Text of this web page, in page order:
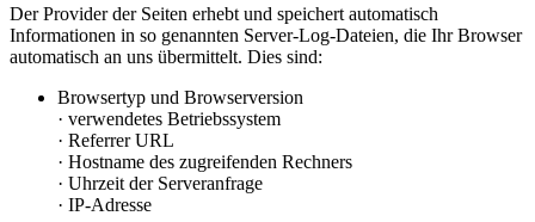
Der Provider der Seiten erhebt und speichert automatisch
Informationen in so genannten Server-Log-Dateien, die Ihr Browser
automatisch an uns übermittelt. Dies sind:
Browsertyp und Browserversion
· verwendetes Betriebssystem
· Referrer URL
· Hostname des zugreifenden Rechners
· Uhrzeit der Serveranfrage
· IP-Adresse